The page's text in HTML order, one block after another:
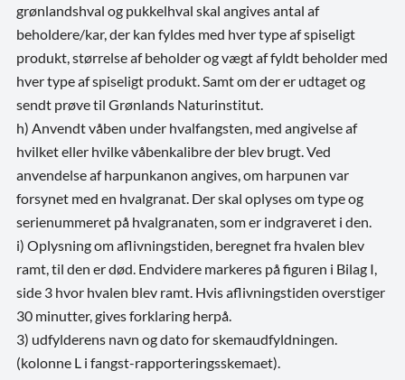
grønlandshval og pukkelhval skal angives antal af
beholdere/kar, der kan fyldes med hver type af spiseligt
produkt, størrelse af beholder og vægt af fyldt beholder med
hver type af spiseligt produkt. Samt om der er udtaget og
sendt prøve til Grønlands Naturinstitut.
h) Anvendt våben under hvalfangsten, med angivelse af
hvilket eller hvilke våbenkalibre der blev brugt. Ved
anvendelse af harpunkanon angives, om harpunen var
forsynet med en hvalgranat. Der skal oplyses om type og
serienummeret på hvalgranaten, som er indgraveret i den.
i) Oplysning om aflivningstiden, beregnet fra hvalen blev
ramt, til den er død. Endvidere markeres på figuren i Bilag I,
side 3 hvor hvalen blev ramt. Hvis aflivningstiden overstiger
30 minutter, gives forklaring herpå.
3) udfylderens navn og dato for skemaudfyldningen.
(kolonne L i fangst-rapporteringsskemaet).